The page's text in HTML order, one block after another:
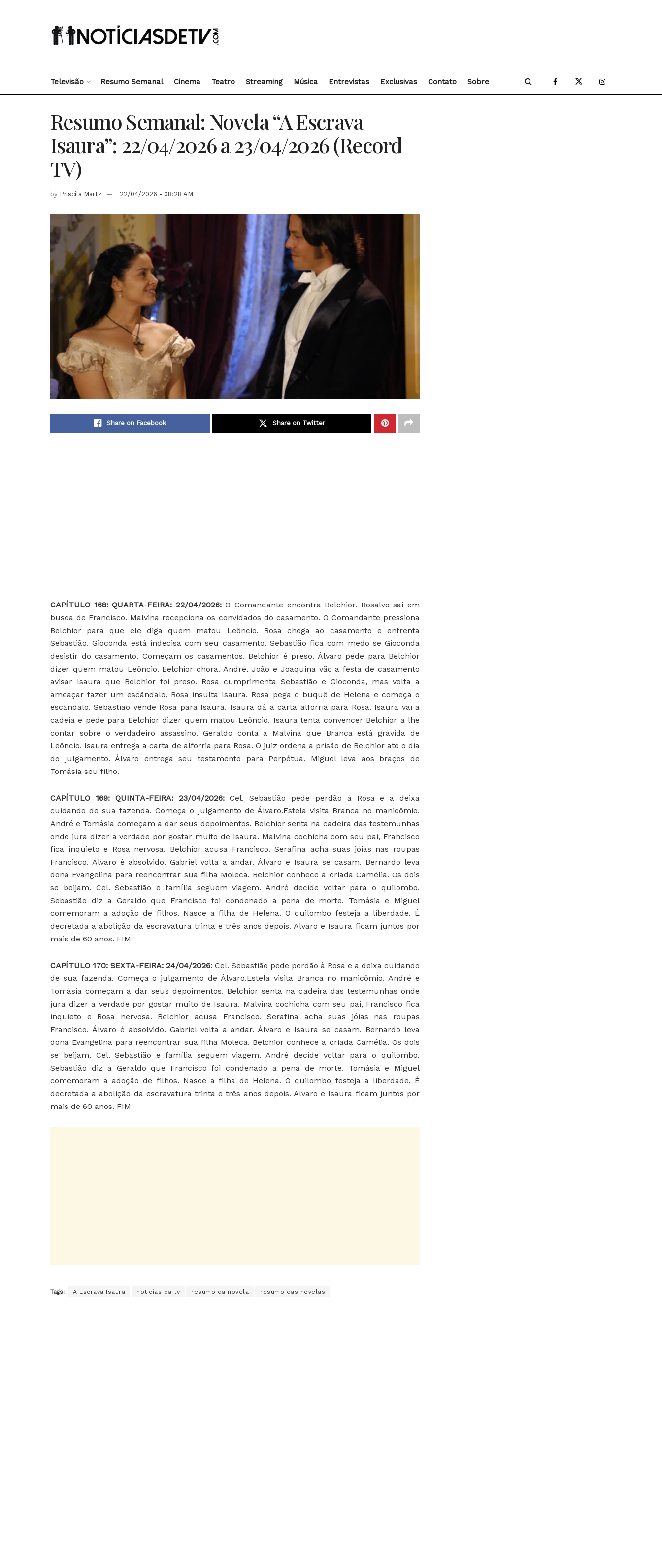
Televisão Resumo Semanal Cinema Teatro Streaming Música Entrevistas Exclusivas Contato Sobre
Resumo Semanal: Novela “A Escrava
Isaura”: 22/04/2026 a 23/04/2026 (Record
TV)
by Priscila Martz 22/04/2026 - 08:28 AM
Share on Facebook Share on Twitter
CAPÍTULO 168: QUARTA-FEIRA: 22/04/2026:O Comandante encontra Belchior. Rosalvo sai em
busca de Francisco. Malvina recepciona os convidados do casamento. O Comandante pressiona
Belchior para que ele diga quem matou Leôncio. Rosa chega ao casamento e enfrenta
Sebastião. Gioconda está indecisa com seu casamento. Sebastião fica com medo se Gioconda
desistir do casamento. Começam os casamentos. Belchior é preso. Álvaro pede para Belchior
dizer quem matou Leôncio. Belchior chora. André, João e Joaquina vão a festa de casamento
avisar Isaura que Belchior foi preso. Rosa cumprimenta Sebastião e Gioconda, mas volta a
ameaçar fazer um escândalo. Rosa insulta Isaura. Rosa pega o buquê de Helena e começa o
escândalo. Sebastião vende Rosa para Isaura. Isaura dá a carta alforria para Rosa. Isaura vai a
cadeia e pede para Belchior dizer quem matou Leôncio. Isaura tenta convencer Belchior a lhe
contar sobre o verdadeiro assassino. Geraldo conta a Malvina que Branca está grávida de
Leôncio. Isaura entrega a carta de alforria para Rosa. O juiz ordena a prisão de Belchior até o dia
do julgamento. Álvaro entrega seu testamento para Perpétua. Miguel leva aos braços de
Tomásia seu filho.
CAPÍTULO 169: QUINTA-FEIRA: 23/04/2026:Cel. Sebastião pede perdão à Rosa e a deixa
cuidando de sua fazenda. Começa o julgamento de Álvaro.Estela visita Branca no manicômio.
André e Tomásia começam a dar seus depoimentos. Belchior senta na cadeira das testemunhas
onde jura dizer a verdade por gostar muito de Isaura. Malvina cochicha com seu pai, Francisco
fica inquieto e Rosa nervosa. Belchior acusa Francisco. Serafina acha suas jóias nas roupas
Francisco. Álvaro é absolvido. Gabriel volta a andar. Álvaro e Isaura se casam. Bernardo leva
dona Evangelina para reencontrar sua filha Moleca. Belchior conhece a criada Camélia. Os dois
se beijam. Cel. Sebastião e família seguem viagem. André decide voltar para o quilombo.
Sebastião diz a Geraldo que Francisco foi condenado a pena de morte. Tomásia e Miguel
comemoram a adoção de filhos. Nasce a filha de Helena. O quilombo festeja a liberdade. É
decretada a abolição da escravatura trinta e três anos depois. Alvaro e Isaura ficam juntos por
mais de 60 anos. FIM!
CAPÍTULO 170: SEXTA-FEIRA: 24/04/2026: Cel. Sebastião pede perdão à Rosa e a deixa cuidando
de sua fazenda. Começa o julgamento de Álvaro.Estela visita Branca no manicômio. André e
Tomásia começam a dar seus depoimentos. Belchior senta na cadeira das testemunhas onde
jura dizer a verdade por gostar muito de Isaura. Malvina cochicha com seu pai, Francisco fica
inquieto e Rosa nervosa. Belchior acusa Francisco. Serafina acha suas jóias nas roupas
Francisco. Álvaro é absolvido. Gabriel volta a andar. Álvaro e Isaura se casam. Bernardo leva
dona Evangelina para reencontrar sua filha Moleca. Belchior conhece a criada Camélia. Os dois
se beijam. Cel. Sebastião e família seguem viagem. André decide voltar para o quilombo.
Sebastião diz a Geraldo que Francisco foi condenado a pena de morte. Tomásia e Miguel
comemoram a adoção de filhos. Nasce a filha de Helena. O quilombo festeja a liberdade. É
decretada a abolição da escravatura trinta e três anos depois. Alvaro e Isaura ficam juntos por
mais de 60 anos. FIM!
Tags: A Escrava Isaura noticias da tv resumo da novela resumo das novelas